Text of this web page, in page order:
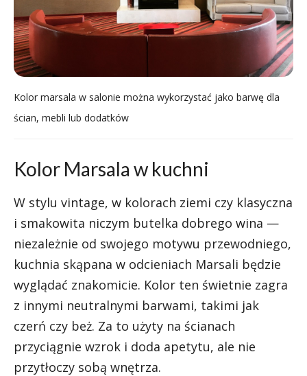
Kolor marsala w salonie można wykorzystać jako barwę dla
ścian, mebli lub dodatków
Kolor Marsala w kuchni
W stylu vintage, w kolorach ziemi czy klasyczna
i smakowita niczym butelka dobrego wina —
niezależnie od swojego motywu przewodniego,
kuchnia skąpana w odcieniach Marsali będzie
wyglądać znakomicie. Kolor ten świetnie zagra
z innymi neutralnymi barwami, takimi jak
czerń czy beż. Za to użyty na ścianach
przyciągnie wzrok i doda apetytu, ale nie
przytłoczy sobą wnętrza.